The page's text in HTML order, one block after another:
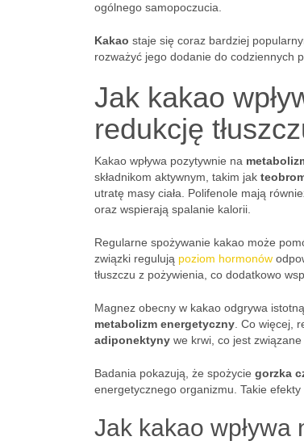
ogólnego samopoczucia.
Kakao staje się coraz bardziej
rozważyć jego dodanie do codziennych
Jak kakao
redukcję
Kakao wpływa pozytywnie na
składnikom aktywnym, takim jak
utratę masy ciała. Polifenole mają
oraz wspierają spalanie kalorii.
Regularne spożywanie kakao może
związki regulują poziom hormonów
tłuszczu z pożywienia, co dodatkowo
Magnez obecny w kakao odgrywa
metabolizm energetyczny . Co więcej,
adiponektyny we krwi, co jest związane
Badania pokazują, że spożycie gorzka
energetycznego organizmu. Takie
Jak kakao wpływa